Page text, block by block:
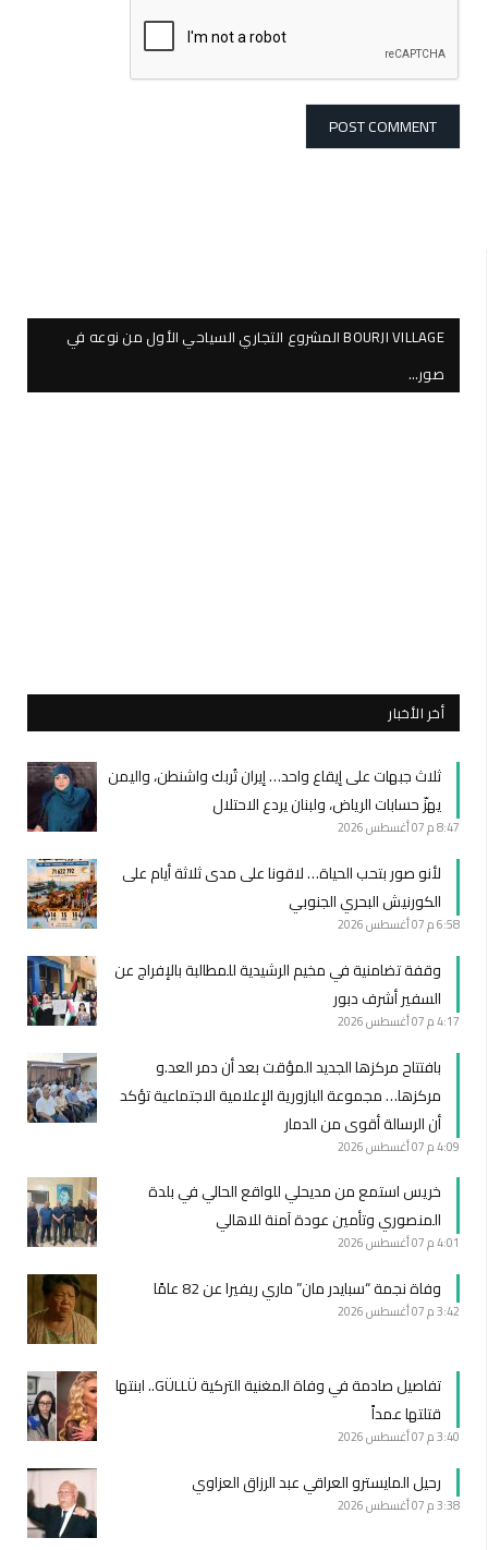
BOURJI VILLAGE المشروع التجاري السياحي الأول من نوعه في
صور…
أخر الأخبار
ثلاث جبهات على إيقاع واحد… إيران تُربك واشنطن، واليمن
يهزّ حسابات الرياض، ولبنان يردع الاحتلال
8:47 م 07 أغسطس 2026
لأنو صور بتحب الحياة… لاقونا على مدى ثلاثة أيام على
الكورنيش البحري الجنوبي
6:58 م 07 أغسطس 2026
وقفة تضامنية في مخيم الرشيدية للمطالبة بالإفراج عن
السفير أشرف دبور
4:17 م 07 أغسطس 2026
بافتتاح مركزها الجديد المؤقت بعد أن دمر العد.و
مركزها… مجموعة البازورية الإعلامية الاجتماعية تؤكد
أن الرسالة أقوى من الدمار
4:09 م 07 أغسطس 2026
خريس استمع من مديحلي للواقع الحالي في بلدة
المنصوري وتأمين عودة آمنة للاهالي
4:01 م 07 أغسطس 2026
وفاة نجمة “سبايدر مان” ماري ريفيرا عن 82 عامًا
3:42 م 07 أغسطس 2026
تفاصيل صادمة في وفاة المغنية التركية GÜLLÜ.. ابنتها
قتلتها عمداً
3:40 م 07 أغسطس 2026
رحيل المايسترو العراقي عبد الرزاق العزاوي
3:38 م 07 أغسطس 2026